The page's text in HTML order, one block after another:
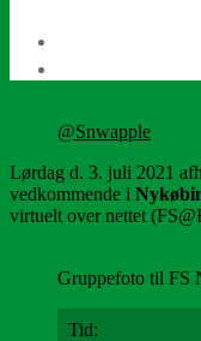
@Snwapple
Lørdag d. 3. juli 2021
vedkommende i
virtuelt over nettet
Gruppefoto til FS
Tid: